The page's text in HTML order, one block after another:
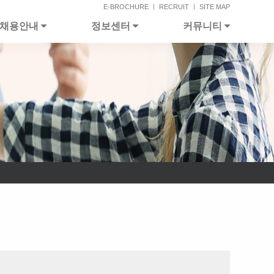
E-BROCHURE ㅣ RECRUIT ㅣ SITE MAP
커뮤니티
정보센터
채용안내